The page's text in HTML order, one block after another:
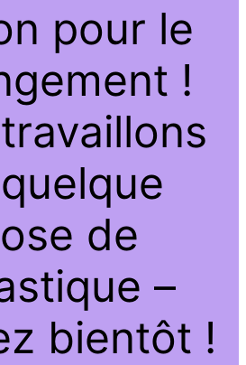
pour le
!
de
–
bientôt !